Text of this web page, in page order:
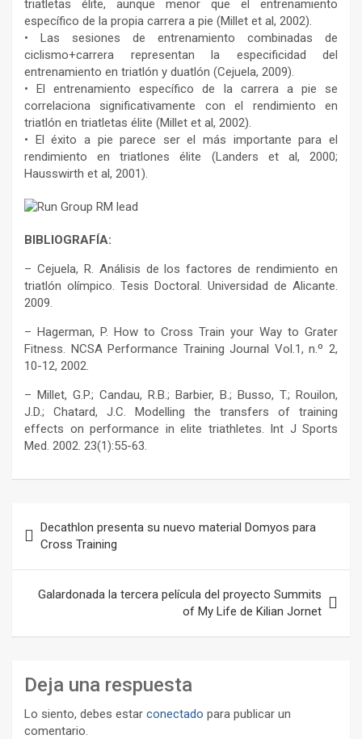
triatletas élite, aunque menor que el entrenamiento
específico de la propia carrera a pie (Millet et al, 2002).
• Las sesiones de entrenamiento combinadas de
ciclismo+carrera representan la especificidad del
entrenamiento en triatlón y duatlón (Cejuela, 2009).
• El entrenamiento específico de la carrera a pie se
correlaciona significativamente con el rendimiento en
triatlón en triatletas élite (Millet et al, 2002).
• El éxito a pie parece ser el más importante para el
rendimiento en triatlones élite (Landers et al, 2000;
Hausswirth et al, 2001).
BIBLIOGRAFÍA:
– Cejuela, R. Análisis de los factores de rendimiento en
triatlón olímpico. Tesis Doctoral. Universidad de Alicante.
2009.
– Hagerman, P. How to Cross Train your Way to Grater
Fitness. NCSA Performance Training Journal Vol.1, n.º 2,
10-12, 2002.
– Millet, G.P.; Candau, R.B.; Barbier, B.; Busso, T.; Rouilon,
J.D.; Chatard, J.C. Modelling the transfers of training
effects on performance in elite triathletes. Int J Sports
Med. 2002. 23(1):55-63.
de
entradas
Decathlon presenta su nuevo material Domyos para
Cross Training
Galardonada la tercera película del proyecto Summits
of My Life de Kilian Jornet
Deja una respuesta
Lo siento, debes estar conectado para publicar un
comentario.